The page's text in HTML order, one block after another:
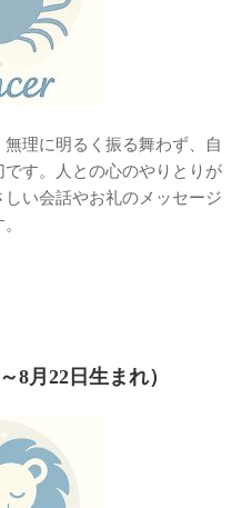
理に明るく振る舞わず、自
す。人との心のやりとりが
い会話やお礼のメッセージ
8月22日生まれ）